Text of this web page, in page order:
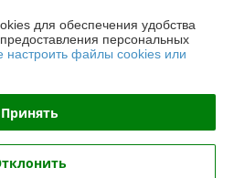
Горисполком
для обеспечения удобства
персональных
настроить файлы cookies или
Принять